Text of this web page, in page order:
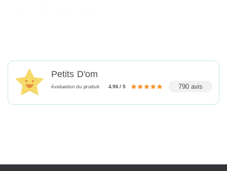
Petits D'om
évaluation du produit 4.96 / 5 790 avis